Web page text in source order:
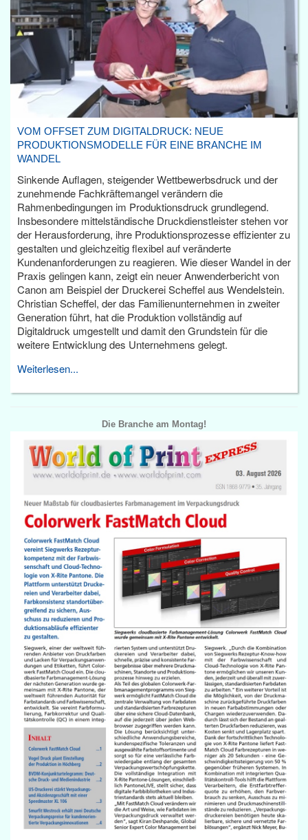
VOM OFFSET ZUM DIGITALDRUCK: NEUE
PRODUKTIONSMODELLE FÜR EINE BRANCHE IM
WANDEL
Sinkende Auflagen, steigender Wettbewerbsdruck und der
zunehmende Fachkräftemangel verändern die
Rahmenbedingungen im Produktionsdruck grundlegend.
Insbesondere mittelständische Druckdienstleister stehen vor
der Herausforderung, ihre Produktionsprozesse effizienter zu
gestalten und gleichzeitig flexibel auf veränderte
Kundenanforderungen zu reagieren. Wie dieser Wandel in der
Praxis gelingen kann, zeigt ein neuer Anwenderbericht von
Canon am Beispiel der Druckerei Scheffel aus Wendelstein.
Christian Scheffel, der das Familienunternehmen in zweiter
Generation führt, hat die Produktion vollständig auf
Digitaldruck umgestellt und damit den Grundstein für die
weitere Entwicklung des Unternehmens gelegt.
Weiterlesen...
Die Branche am Montag!